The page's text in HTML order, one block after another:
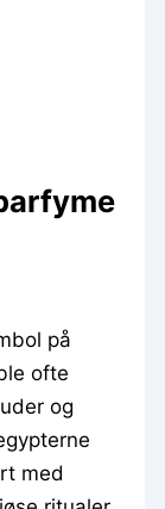
på
ofte
og
med